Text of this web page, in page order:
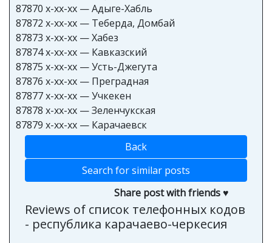
87870 x-xx-xx — Адыге-Хабль
87872 x-xx-xx — Теберда, Домбай
87873 x-xx-xx — Хабез
87874 x-xx-xx — Кавказский
87875 x-xx-xx — Усть-Джегута
87876 x-xx-xx — Преградная
87877 x-xx-xx — Учкекен
87878 x-xx-xx — Зеленчукская
87879 x-xx-xx — Карачаевск
Back
Search for similar posts
Share post with friends ♥
Reviews of список телефонных кодов
- республика карачаево-черкесия